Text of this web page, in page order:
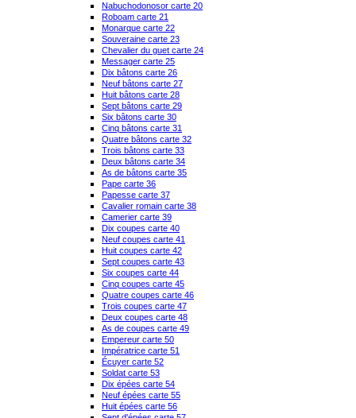
Nabuchodonosor carte 20
Roboam carte 21
Monarque carte 22
Souveraine carte 23
Chevalier du guet carte 24
Messager carte 25
Dix bâtons carte 26
Neuf bâtons carte 27
Huit bâtons carte 28
Sept bâtons carte 29
Six bâtons carte 30
Cinq bâtons carte 31
Quatre bâtons carte 32
Trois bâtons carte 33
Deux bâtons carte 34
As de bâtons carte 35
Pape carte 36
Papesse carte 37
Cavalier romain carte 38
Camerier carte 39
Dix coupes carte 40
Neuf coupes carte 41
Huit coupes carte 42
Sept coupes carte 43
Six coupes carte 44
Cinq coupes carte 45
Quatre coupes carte 46
Trois coupes carte 47
Deux coupes carte 48
As de coupes carte 49
Empereur carte 50
Impératrice carte 51
Écuyer carte 52
Soldat carte 53
Dix épées carte 54
Neuf épées carte 55
Huit épées carte 56